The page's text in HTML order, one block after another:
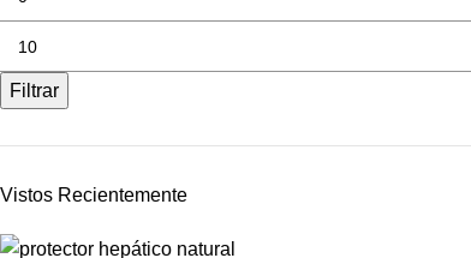
Filtrar
Vistos Recientemente